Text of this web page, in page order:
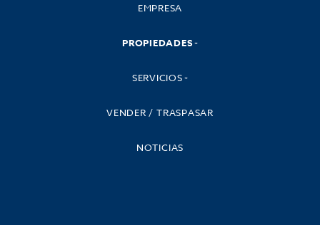
EMPRESA
PROPIEDADES
SERVICIOS
VENDER / TRASPASAR
NOTICIAS